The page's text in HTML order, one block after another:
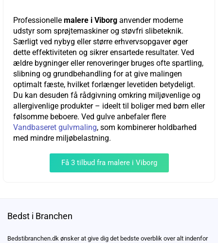
Professionelle malere i Viborg anvender moderne
udstyr som sprøjtemaskiner og støvfri slibeteknik.
Særligt ved nybyg eller større erhvervsopgaver øger
dette effektiviteten og sikrer ensartede resultater. Ved
ældre bygninger eller renoveringer bruges ofte spartling,
slibning og grundbehandling for at give malingen
optimalt fæste, hvilket forlænger levetiden betydeligt.
Du kan desuden få rådgivning omkring miljøvenlige og
allergivenlige produkter – ideelt til boliger med børn eller
følsomme beboere. Ved gulve anbefaler flere
Vandbaseret gulvmaling, som kombinerer holdbarhed
med mindre miljøbelastning.
Få 3 tilbud fra malere i Viborg
Bedst i Branchen
Bedstibranchen.dk ønsker at give dig det bedste overblik over alt indenfor